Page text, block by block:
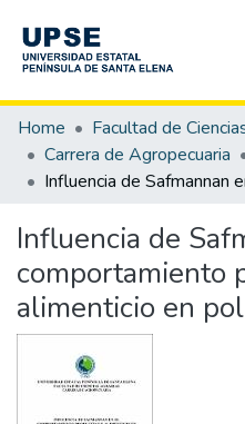
Communities & Collections
All of DSpace
Statistics
Home
Carrera de Agropecuaria
Influencia de
comportamiento
alimenticio en